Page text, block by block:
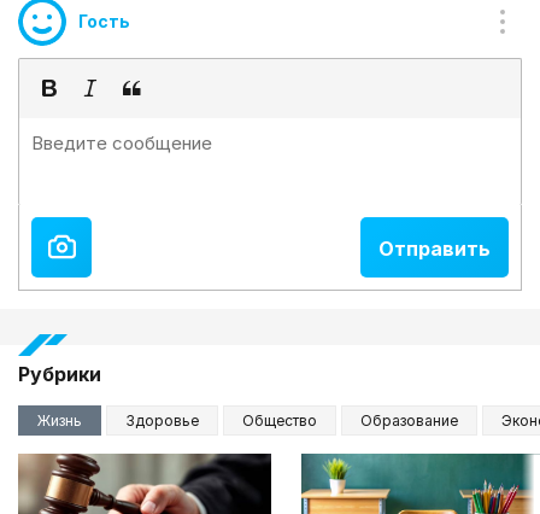
Гость
Рубрики
Жизнь Здоровье Общество Образование